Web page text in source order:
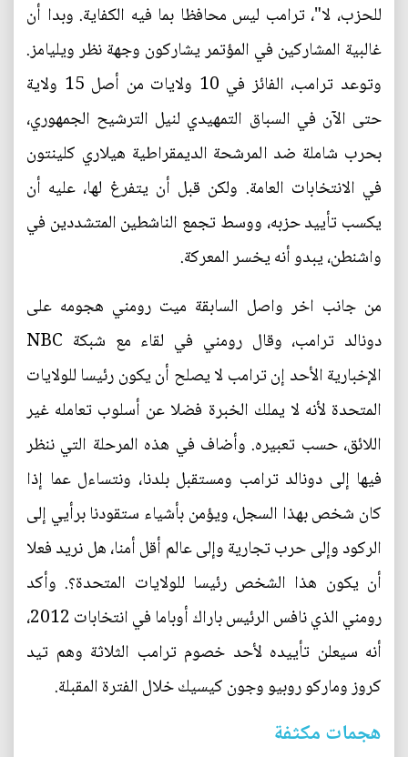
للحزب، لا"، ترامب ليس محافظا بما فيه الكفاية. وبدا أن
غالبية المشاركين في المؤتمر يشاركون وجهة نظر ويليامز.
وتوعد ترامب، الفائز في 10 ولايات من أصل 15 ولاية
حتى الآن في السباق التمهيدي لنيل الترشيح الجمهوري،
بحرب شاملة ضد المرشحة الديمقراطية هيلاري كلينتون
في الانتخابات العامة. ولكن قبل أن يتفرغ لها، عليه أن
يكسب تأييد حزبه، ووسط تجمع الناشطين المتشددين في
واشنطن، يبدو أنه يخسر المعركة.
من جانب اخر واصل السابقة ميت رومني هجومه على
دونالد ترامب، وقال رومني في لقاء مع شبكة NBC
الإخبارية الأحد إن ترامب لا يصلح أن يكون رئيسا للولايات
المتحدة لأنه لا يملك الخبرة فضلا عن أسلوب تعامله غير
اللائق، حسب تعبيره. وأضاف في هذه المرحلة التي ننظر
فيها إلى دونالد ترامب ومستقبل بلدنا، ونتساءل عما إذا
كان شخص بهذا السجل، ويؤمن بأشياء ستقودنا برأيي إلى
الركود وإلى حرب تجارية وإلى عالم أقل أمنا، هل نريد فعلا
أن يكون هذا الشخص رئيسا للولايات المتحدة؟. وأكد
رومني الذي نافس الرئيس باراك أوباما في انتخابات 2012،
أنه سيعلن تأييده لأحد خصوم ترامب الثلاثة وهم تيد
كروز وماركو روبيو وجون كيسيك خلال الفترة المقبلة.
هجمات مكثفة